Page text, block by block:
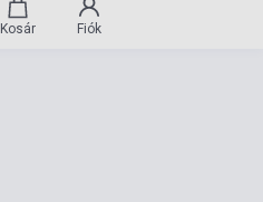
Kosár Fiók